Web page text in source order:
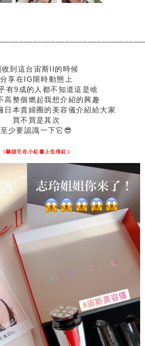
收到這台宙斯II的時候
分享在IG限時動態上
有9成的人都不知道這是啥
高整個燃起我想介紹的興趣
日本貴婦圈的美容儀介紹給大家
買不買是其次
至少要認識一下它😎
（聽說它在小紅書上也很紅）